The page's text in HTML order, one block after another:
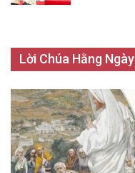
Lời Chúa Hằng Ngày